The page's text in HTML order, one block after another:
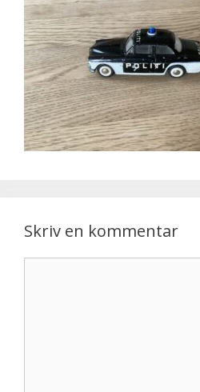
Skriv en kommentar